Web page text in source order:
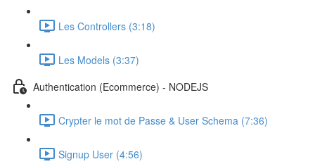
Les Controllers (3:18)
Les Models (3:37)
Authentication (Ecommerce) - NODEJS
Crypter le mot de Passe & User Schema (7:36)
Signup User (4:56)